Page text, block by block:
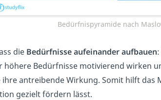
Bedürfnispyramide nach
die Bedürfnisse aufeinander aufbauen
höhere Bedürfnisse motivierend wirken
antreibende Wirkung. Somit hilft das
gezielt fördern lässt.